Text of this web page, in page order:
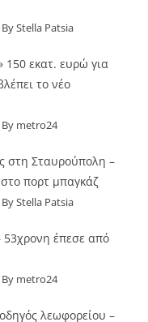
By Stella Patsia
150 εκατ. ευρώ για
το νέο
By metro24
στη Σταυρούπολη –
πορτ μπαγκάζ
By Stella Patsia
53χρονη έπεσε από
By metro24
λεωφορείου –